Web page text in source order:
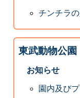
チンチラ
東武動物公園
お知らせ
園内及び